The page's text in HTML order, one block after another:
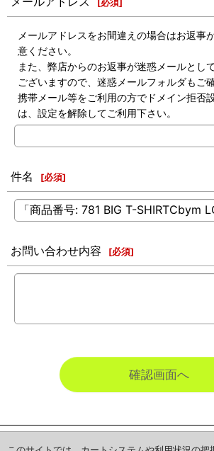
[必須]
メールアドレスをお間違えの場合はお返事
意ください。
また、弊店からのお返事が迷惑メールとし
ございますので、迷惑メールフォルダもご
携帯メール等をご利用の方でドメイン拒否
は、設定を解除してご利用下さい。
件名 [必須]
お問い合わせ内容 [必須]
確認画面へ